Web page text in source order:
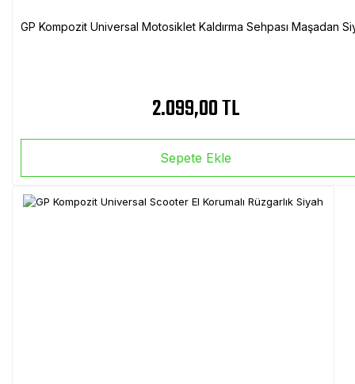
GP Kompozit Universal Motosiklet Kaldırma Sehpası Maşadan
2.099,00 TL
Sepete Ekle